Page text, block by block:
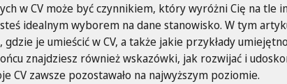
w CV może być czynnikiem, który wyróżni Cię na tle
idealnym wyborem na dane stanowisko. W tym
je umieścić w CV, a także jakie przykłady
znajdziesz również wskazówki, jak rozwijać i
CV zawsze pozostawało na najwyższym poziomie.